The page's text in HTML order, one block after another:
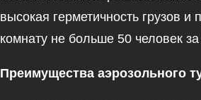
высокая герметичность грузов и
комнату не больше 50 человек за
Преимущества аэрозольного